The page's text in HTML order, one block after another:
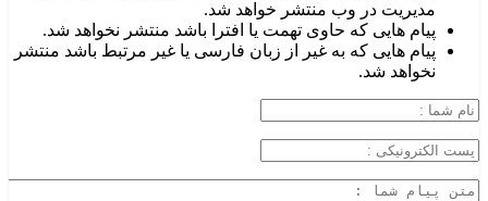
مدیریت در وب منتشر خواهد شد.
پیام هایی که حاوی تهمت یا افترا باشد منتشر نخواهد شد.
پیام هایی که به غیر از زبان فارسی یا غیر مرتبط باشد منتشر
نخواهد شد.